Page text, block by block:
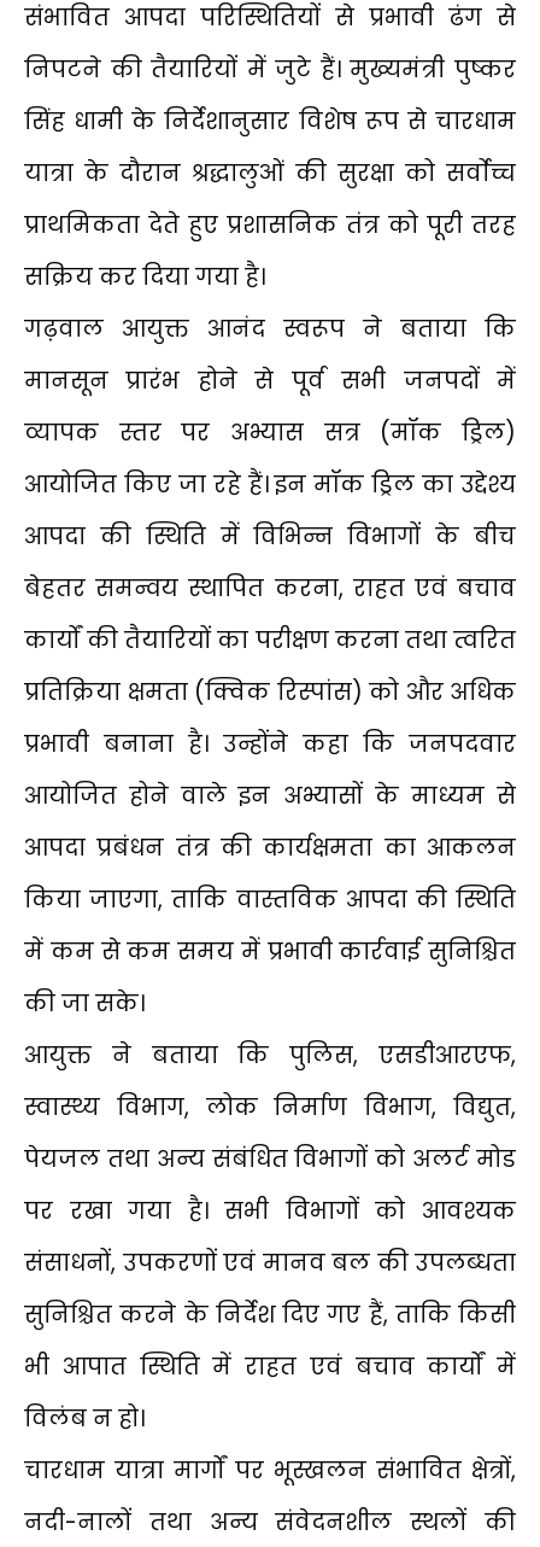
संभावित आपदा परिस्थितियों से प्रभावी ढंग से
निपटने की तैयारियों में जुटे हैं। मुख्यमंत्री पुष्कर
सिंह धामी के निर्देशानुसार विशेष रूप से चारधाम
यात्रा के दौरान श्रद्धालुओं की सुरक्षा को सर्वाेच्च
प्राथमिकता देते हुए प्रशासनिक तंत्र को पूरी तरह
सक्रिय कर दिया गया है।
गढ़वाल आयुक्त आनंद स्वरूप ने बताया कि
मानसून प्रारंभ होने से पूर्व सभी जनपदों में
व्यापक स्तर पर अभ्यास सत्र (मॉक ड्रिल)
आयोजित किए जा रहे हैं। इन मॉक ड्रिल का उद्देश्य
आपदा की स्थिति में विभिन्न विभागों के बीच
बेहतर समन्वय स्थापित करना, राहत एवं बचाव
कार्यों की तैयारियों का परीक्षण करना तथा त्वरित
प्रतिक्रिया क्षमता (क्विक रिस्पांस) को और अधिक
प्रभावी बनाना है। उन्होंने कहा कि जनपदवार
आयोजित होने वाले इन अभ्यासों के माध्यम से
आपदा प्रबंधन तंत्र की कार्यक्षमता का आकलन
किया जाएगा, ताकि वास्तविक आपदा की स्थिति
में कम से कम समय में प्रभावी कार्रवाई सुनिश्चित
की जा सके।
आयुक्त ने बताया कि पुलिस, एसडीआरएफ,
स्वास्थ्य विभाग, लोक निर्माण विभाग, विद्युत,
पेयजल तथा अन्य संबंधित विभागों को अलर्ट मोड
पर रखा गया है। सभी विभागों को आवश्यक
संसाधनों, उपकरणों एवं मानव बल की उपलब्धता
सुनिश्चित करने के निर्देश दिए गए हैं, ताकि किसी
भी आपात स्थिति में राहत एवं बचाव कार्यों में
विलंब न हो।
चारधाम यात्रा मार्गों पर भूस्खलन संभावित क्षेत्रों,
नदी-नालों तथा अन्य संवेदनशील स्थलों की